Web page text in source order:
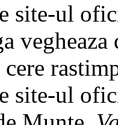
site-ul
site-ul